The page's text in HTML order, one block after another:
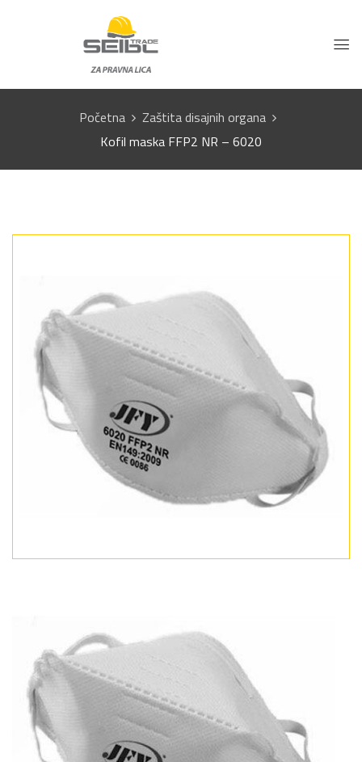
Početna
Zaštita disajnih organa
Kofil maska FFP2 NR – 6020